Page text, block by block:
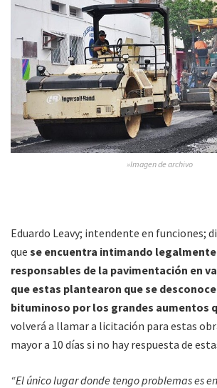
»Imagen de archivo
Eduardo Leavy; intendente en funciones;
que se encuentra intimando legalmente
responsables de la pavimentación en
que estas plantearon que se
bituminoso por los grandes aumentos
volverá a llamar a licitación para estas
mayor a 10 días si no hay respuesta de
“El único lugar donde tengo problemas es